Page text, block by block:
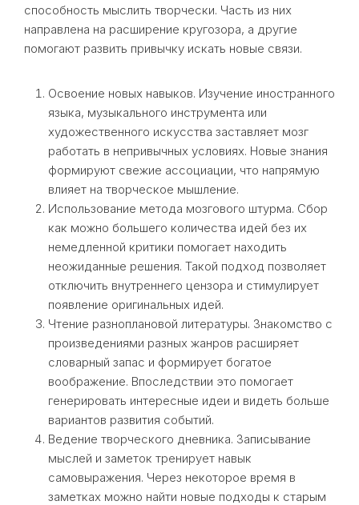
способность мыслить творчески. Часть из них
направлена на расширение кругозора, а другие
помогают развить привычку искать новые связи.
Освоение новых навыков. Изучение иностранного
языка, музыкального инструмента или
художественного искусства заставляет мозг
работать в непривычных условиях. Новые знания
формируют свежие ассоциации, что напрямую
влияет на творческое мышление.
Использование метода мозгового штурма. Сбор
как можно большего количества идей без их
немедленной критики помогает находить
неожиданные решения. Такой подход позволяет
отключить внутреннего цензора и стимулирует
появление оригинальных идей.
Чтение разноплановой литературы. Знакомство с
произведениями разных жанров расширяет
словарный запас и формирует богатое
воображение. Впоследствии это помогает
генерировать интересные идеи и видеть больше
вариантов развития событий.
Ведение творческого дневника. Записывание
мыслей и заметок тренирует навык
самовыражения. Через некоторое время в
заметках можно найти новые подходы к старым